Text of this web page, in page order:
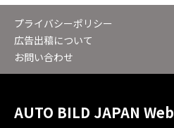
プライバシーポリシー
広告出稿について
お問い合わせ
AUTO BILD JAPAN Web